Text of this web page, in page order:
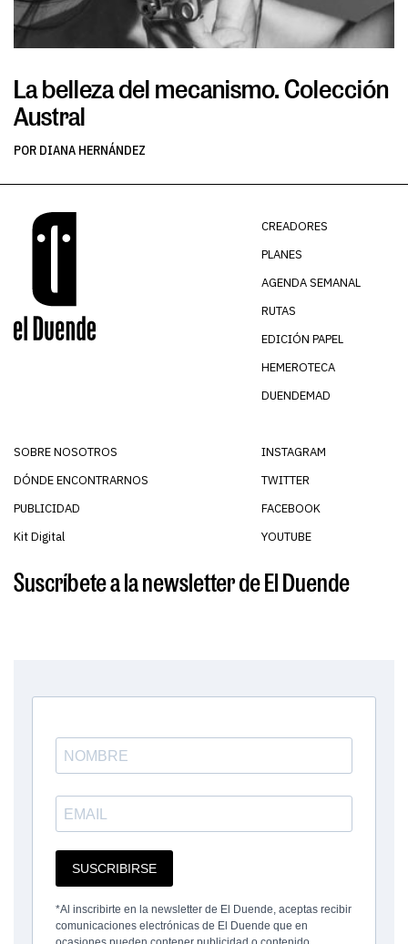
La belleza del mecanismo. Colección
Austral
POR DIANA HERNÁNDEZ
CREADORES
PLANES
AGENDA SEMANAL
RUTAS
EDICIÓN PAPEL
HEMEROTECA
DUENDEMAD
SOBRE NOSOTROS
DÓNDE ENCONTRARNOS
PUBLICIDAD
Kit Digital
INSTAGRAM
TWITTER
FACEBOOK
YOUTUBE
Suscríbete a la newsletter de El Duende